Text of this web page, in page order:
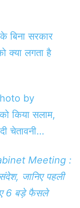
सरकार
क्या लगता है
by
किया सलाम,
चेतावनी…
Meeting :
जानिए पहली
6 बड़े फैसले